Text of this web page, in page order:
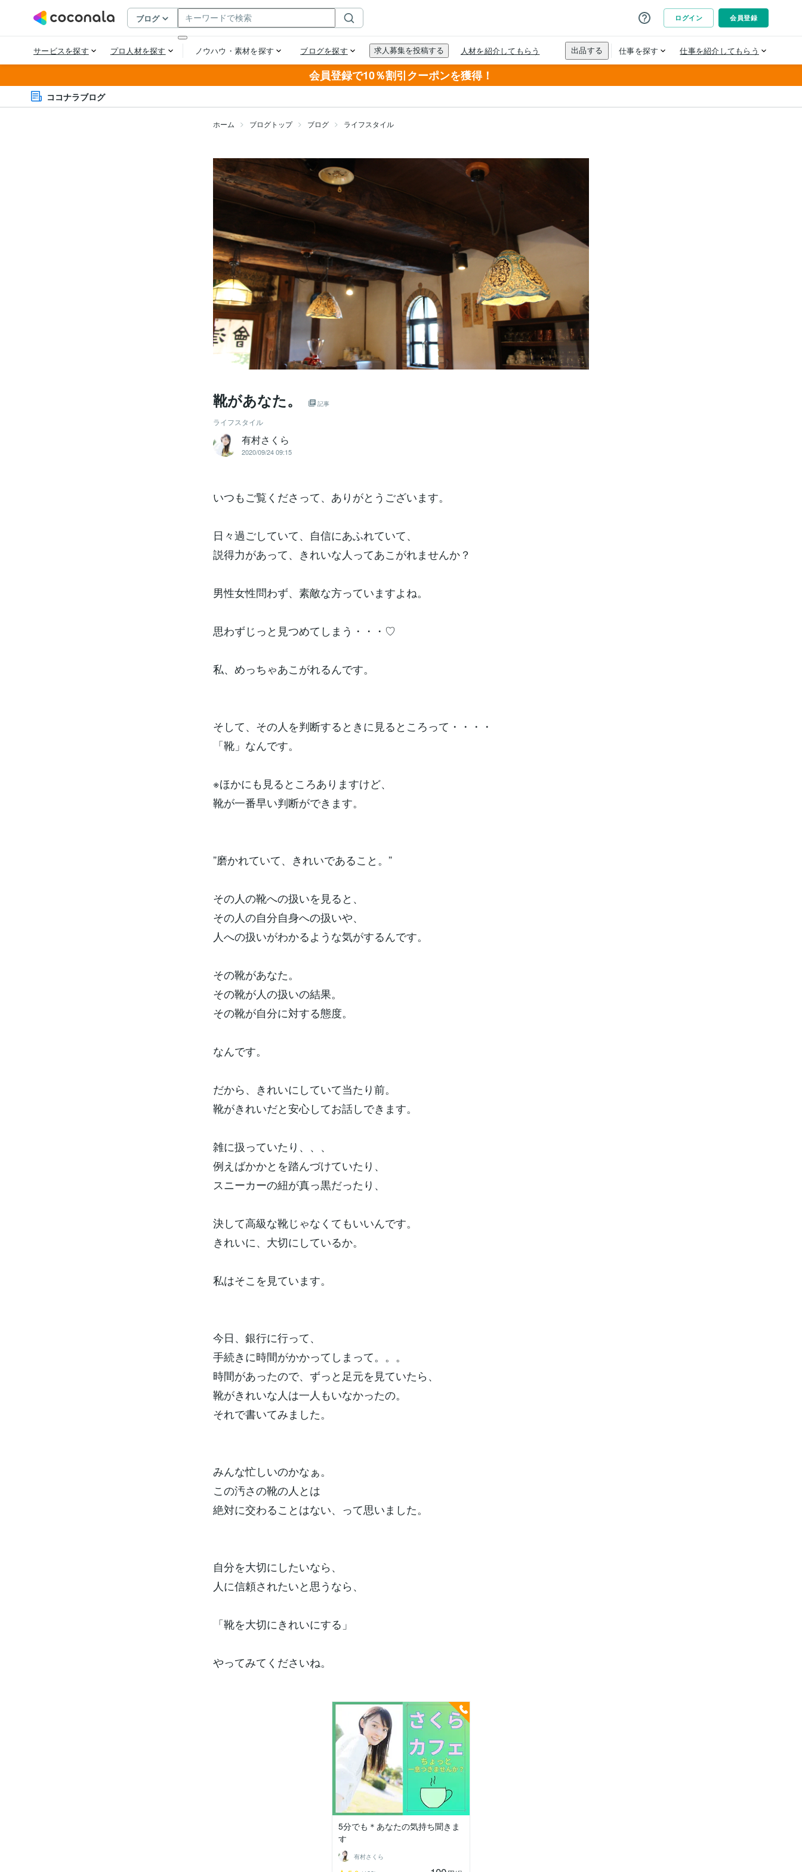
会員登録で10％割引クーポンを獲得！
ココナラブログ
ホーム ブログトップ ブログ ライフスタイル
靴があなた。 記事
ライフスタイル
有村さくら
2020/09/24 09:15
いつもご覧くださって、ありがとうございます。
日々過ごしていて、自信にあふれていて、
説得力があって、きれいな人ってあこがれませんか？
男性女性問わず、素敵な方っていますよね。
思わずじっと見つめてしまう・・・♡
私、めっちゃあこがれるんです。
そして、その人を判断するときに見るところって・・・・
「靴」なんです。
※ほかにも見るところありますけど、
靴が一番早い判断ができます。
”磨かれていて、きれいであること。”
その人の靴への扱いを見ると、
その人の自分自身への扱いや、
人への扱いがわかるような気がするんです。
その靴があなた。
その靴が人の扱いの結果。
その靴が自分に対する態度。
なんです。
だから、きれいにしていて当たり前。
靴がきれいだと安心してお話しできます。
雑に扱っていたり、、、
例えばかかとを踏んづけていたり、
スニーカーの紐が真っ黒だったり、
決して高級な靴じゃなくてもいいんです。
きれいに、大切にしているか。
私はそこを見ています。
今日、銀行に行って、
手続きに時間がかかってしまって。。。
時間があったので、ずっと足元を見ていたら、
靴がきれいな人は一人もいなかったの。
それで書いてみました。
みんな忙しいのかなぁ。
この汚さの靴の人とは
絶対に交わることはない、って思いました。
自分を大切にしたいなら、
人に信頼されたいと思うなら、
「靴を大切にきれいにする」
やってみてくださいね。
5分でも＊あなたの気持ち聞きま
す
有村さくら